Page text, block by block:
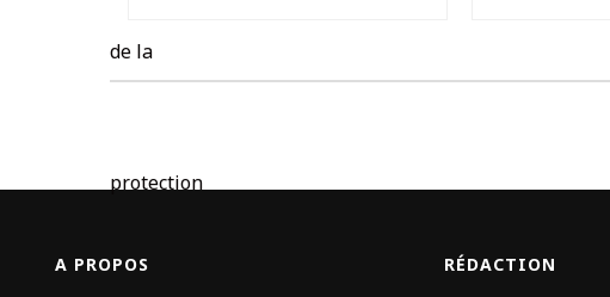
A PROPOS RÉDACTION